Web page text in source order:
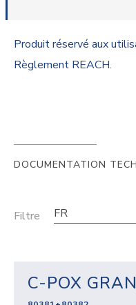
Produit réservé aux
Règlement REACH.
DOCUMENTATION
Filtre FR
C-POX